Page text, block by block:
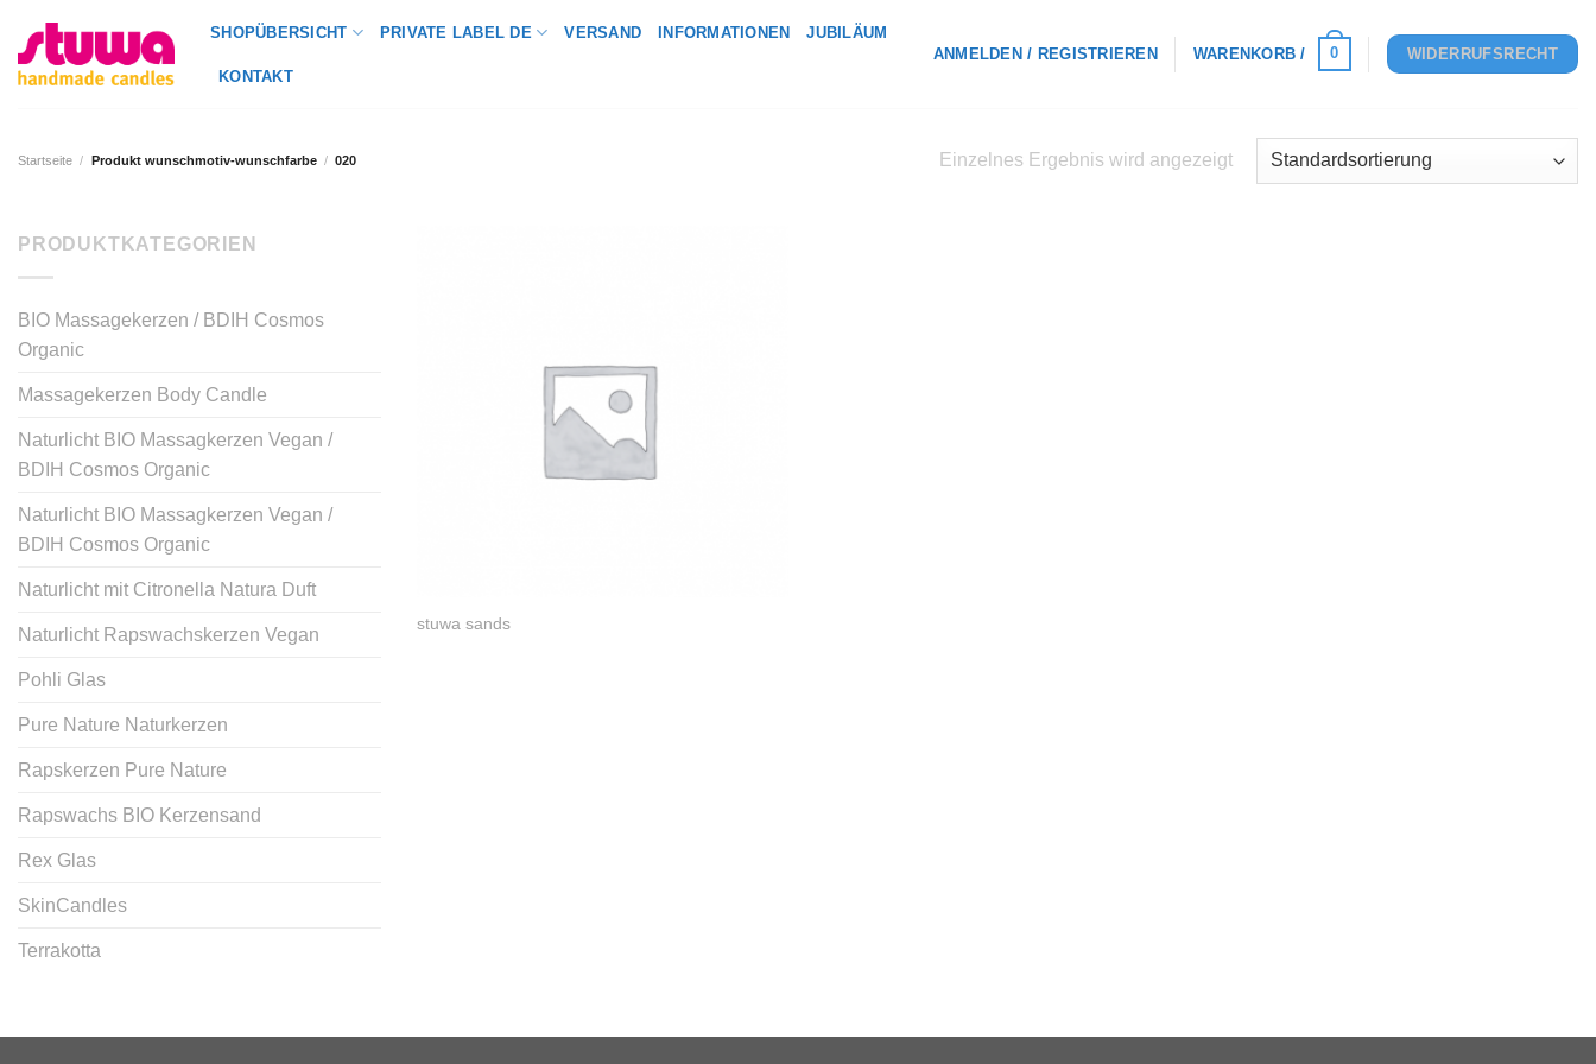
SHOPÜBERSICHT PRIVATE LABEL DE VERSAND INFORMATIONEN JUBILÄUM
KONTAKT
ANMELDEN / REGISTRIEREN WARENKORB / 0 WIDERRUFSRECHT
Startseite / Produkt wunschmotiv-wunschfarbe / 020 Einzelnes Ergebnis wird angezeigt
PRODUKTKATEGORIEN
BIO Massagekerzen / BDIH Cosmos
Organic
Massagekerzen Body Candle
Naturlicht BIO Massagkerzen Vegan /
BDIH Cosmos Organic
Naturlicht BIO Massagkerzen Vegan /
BDIH Cosmos Organic
Naturlicht mit Citronella Natura Duft
Naturlicht Rapswachskerzen Vegan
Pohli Glas
Pure Nature Naturkerzen
Rapskerzen Pure Nature
Rapswachs BIO Kerzensand
Rex Glas
SkinCandles
Terrakotta
stuwa sands